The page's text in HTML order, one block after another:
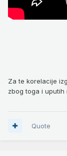
Za te korelacije
zbog toga i uputih
Quote